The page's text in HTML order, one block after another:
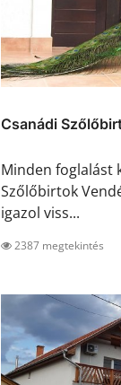
Csanádi
Minden foglalást
Szőlőbirtok
igazol viss...
2387 megtekintés